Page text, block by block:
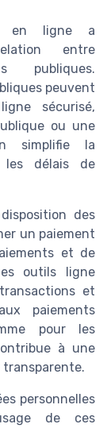
en ligne a
entre
publiques.
peuvent
sécurisé,
ou une
simplifie la
les délais de
des
un paiement
et de
outils ligne
et
paiements
pour les
à une
transparente.
personnelles
de ces